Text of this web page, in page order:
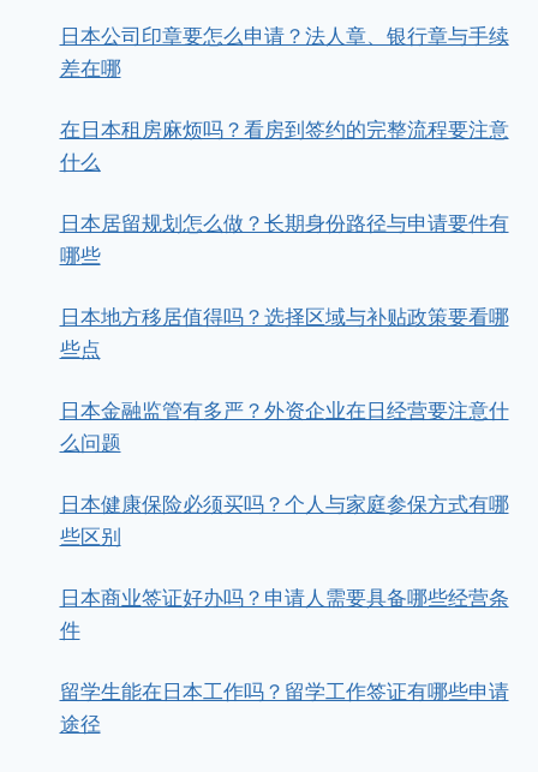
日本公司印章要怎么申请？法人章、银行章与手续
差在哪
在日本租房麻烦吗？看房到签约的完整流程要注意
什么
日本居留规划怎么做？长期身份路径与申请要件有
哪些
日本地方移居值得吗？选择区域与补贴政策要看哪
些点
日本金融监管有多严？外资企业在日经营要注意什
么问题
日本健康保险必须买吗？个人与家庭参保方式有哪
些区别
日本商业签证好办吗？申请人需要具备哪些经营条
件
留学生能在日本工作吗？留学工作签证有哪些申请
途径